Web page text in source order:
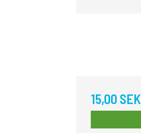
15,00 SEK